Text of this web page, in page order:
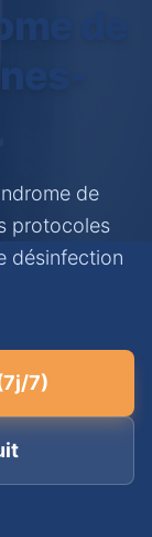
de
de
protocoles
désinfection
7)